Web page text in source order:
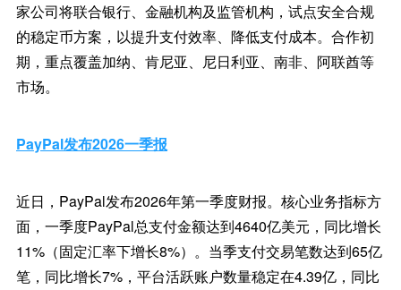
家公司将联合银行、金融机构及监管机构，试点安全合规
的稳定币方案，以提升支付效率、降低支付成本。合作初
期，重点覆盖加纳、肯尼亚、尼日利亚、南非、阿联酋等
市场。
PayPal发布2026一季报
近日，PayPal发布2026年第一季度财报。核心业务指标方
面，一季度PayPal总支付金额达到4640亿美元，同比增长
11%（固定汇率下增长8%）。当季支付交易笔数达到65亿
笔，同比增长7%，平台活跃账户数量稳定在4.39亿，同比